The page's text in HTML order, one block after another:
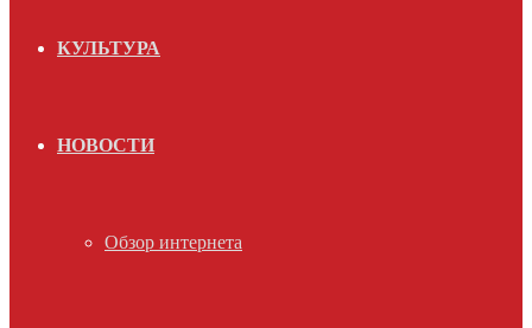
КУЛЬТУРА
НОВОСТИ
Обзор интернета